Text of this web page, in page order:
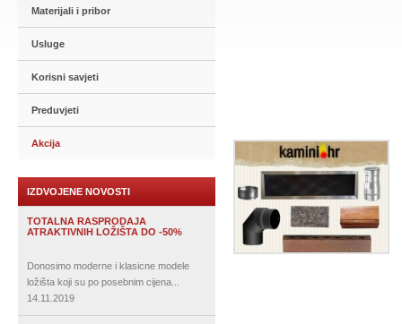
Materijali i pribor
Usluge
Korisni savjeti
Preduvjeti
Akcija
IZDVOJENE NOVOSTI
TOTALNA RASPRODAJA
ATRAKTIVNIH LOŽIŠTA DO -50%
Donosimo moderne i klasicne modele
ložišta koji su po posebnim cijena...
14.11.2019